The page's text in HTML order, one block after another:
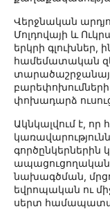
Վերջնական
Մոլդովայի և
երկրի
համեմատական
փոխադարձ
Ակնկալվում է, որ
գործընկերներին
ապացուցողական
նախագծման,
եվրոպական ու
սերտ